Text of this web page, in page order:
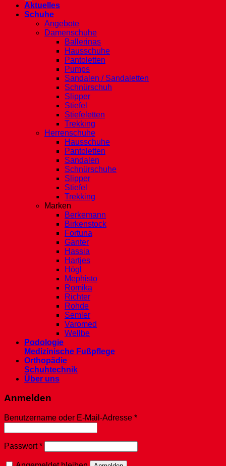
Aktuelles
Schuhe
Angebote
Damenschuhe
Ballerinas
Hausschuhe
Pantoletten
Pumps
Sandalen / Sandaletten
Schnürschuh
Slipper
Stiefel
Stiefeletten
Trekking
Herrenschuhe
Hausschuhe
Pantoletten
Sandalen
Schnürschuhe
Slipper
Stiefel
Trekking
Marken
Berkemann
Birkenstock
Fortuna
Ganter
Hassia
Hartjes
Högl
Mephisto
Romika
Richter
Rohde
Semler
Varomed
Wellbe
Podologie
Medizinische Fußpflege
Orthopädie
Schuhtechnik
Über uns
Anmelden
Benutzername oder E-Mail-Adresse *Erforderlich
Passwort*Erforderlich